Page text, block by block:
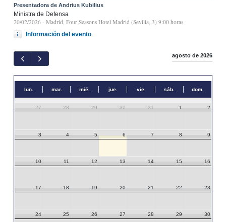
Presentadora de Andrius Kubilius
Ministra de Defensa
20/02/2026 - Madrid, Four Seasons Hotel Madrid (Sevilla, 3) 9:00 horas
Información del evento
agosto de 2026
lun. mar. mié. jue. vie. sáb. dom.
27 28 29 30 31 1 2
3 4 5 6 7 8 9
10 11 12 13 14 15 16
17 18 19 20 21 22 23
24 25 26 27 28 29 30